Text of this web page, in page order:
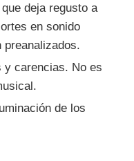
deja regusto a
en sonido
preanalizados.
y carencias. No es
de los